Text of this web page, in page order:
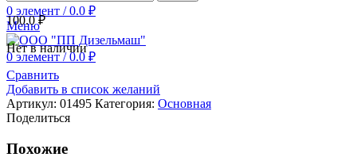
0 элемент / 0.0 ₽
Меню
0элемент / 0.0₽
100.0₽
Нет в наличии
Сравнить
Добавить в список желаний
Артикул: 01495 Категория: Основная
Поделиться
Похожие